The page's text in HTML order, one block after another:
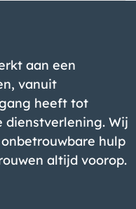
aan een
vanuit
heeft tot
dienstverlening. Wij
hulp
altijd voorop.